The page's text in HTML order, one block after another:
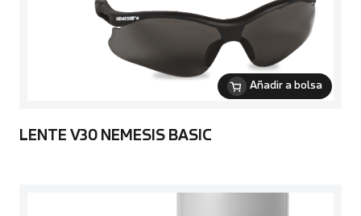
Añadir a bolsa
LENTE V30 NEMESIS BASIC